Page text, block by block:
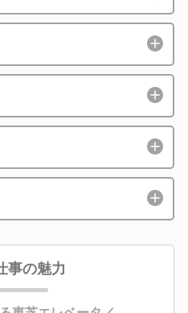
事の魅力